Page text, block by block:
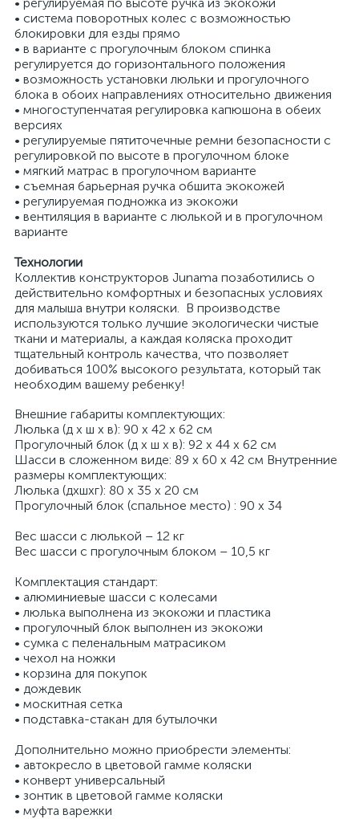
• система поворотных колес с возможностью
блокировки для езды прямо
• в варианте с прогулочным блоком спинка
регулируется до горизонтального положения
• возможность установки люльки и прогулочного
блока в обоих направлениях относительно движения
• многоступенчатая регулировка капюшона в обеих
версиях
• регулируемые пятиточечные ремни безопасности с
регулировкой по высоте в прогулочном блоке
• мягкий матрас в прогулочном варианте
• съемная барьерная ручка обшита экокожей
• регулируемая подножка из экокожи
• вентиляция в варианте с люлькой и в прогулочном
варианте
Технологии
Коллектив конструкторов Junama позаботились о
действительно комфортных и безопасных условиях
для малыша внутри коляски. В производстве
используются только лучшие экологически чистые
ткани и материалы, а каждая коляска проходит
тщательный контроль качества, что позволяет
добиваться 100% высокого результата, который так
необходим вашему ребенку!
Внешние габариты комплектующих:
Люлька (д x ш x в): 90 x 42 x 62 см
Прогулочный блок (д x ш x в): 92 x 44 x 62 см
Шасси в сложенном виде: 89 x 60 x 42 см Внутренние
размеры комплектующих:
Люлька (дxшxг): 80 x 35 x 20 см
Прогулочный блок (спальное место) : 90 x 34
Вес шасси с люлькой – 12 кг
Вес шасси с прогулочным блоком – 10,5 кг
Комплектация стандарт:
• алюминиевые шасси c колесами
• люлька выполнена из экокожи и пластика
• прогулочный блок выполнен из экокожи
• сумка с пеленальным матрасиком
• чехол на ножки
• корзина для покупок
• дождевик
• москитная сетка
• подставка-стакан для бутылочки
Дополнительно можно приобрести элементы:
• автокресло в цветовой гамме коляски
• конверт универсальный
• зонтик в цветовой гамме коляски
• муфта варежки